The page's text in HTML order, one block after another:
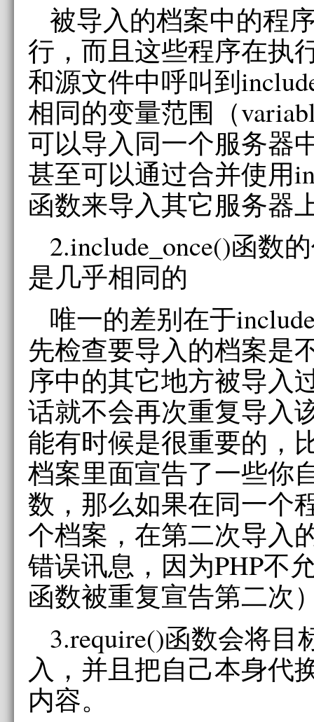
被导入的档案中的程
行，而且这些程序在执
和源文件中呼叫到
相同的变量范围（
可以导入同一个服务器
甚至可以通过合并使用
函数来导入其它服务器
2.include_once()函数
是几乎相同的
唯一的差别在于
先检查要导入的档案是
序中的其它地方被导入
话就不会再次重复导入
能有时候是很重要的，
档案里面宣告了一些你
数，那么如果在同一个
个档案，在第二次导入
错误讯息，因为PHP不
函数被重复宣告第二次
3.require()函数会将目
入，并且把自己本身代
内容。